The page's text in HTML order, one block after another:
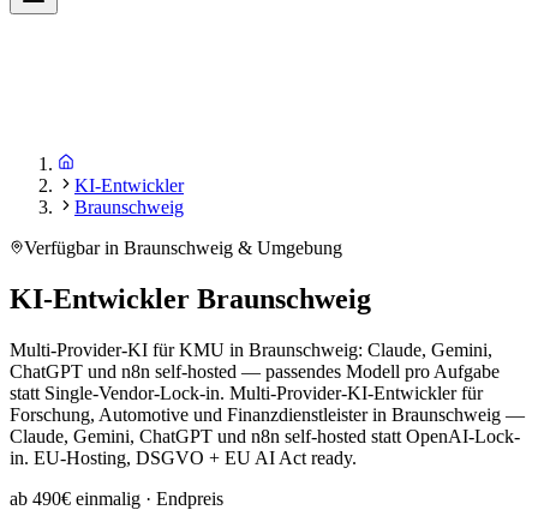
KI-Entwickler
Braunschweig
Verfügbar in Braunschweig & Umgebung
KI-Entwickler Braunschweig
Multi-Provider-KI für KMU in Braunschweig: Claude, Gemini,
ChatGPT und n8n self-hosted — passendes Modell pro Aufgabe
statt Single-Vendor-Lock-in. Multi-Provider-KI-Entwickler für
Forschung, Automotive und Finanzdienstleister in Braunschweig —
Claude, Gemini, ChatGPT und n8n self-hosted statt OpenAI-Lock-
in. EU-Hosting, DSGVO + EU AI Act ready.
ab 490€ einmalig · Endpreis